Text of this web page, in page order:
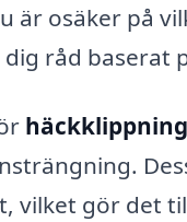
är osäker på
råd baserat
vilket gör det